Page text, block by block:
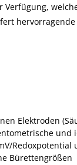
Elektroden
und
Redoxpotential
Bürettengrößen